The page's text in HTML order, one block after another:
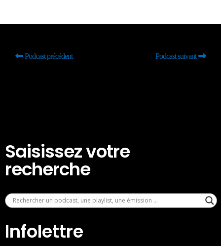
Podcast précédent Podcast suivant
Saisissez votre
recherche
Infolettre